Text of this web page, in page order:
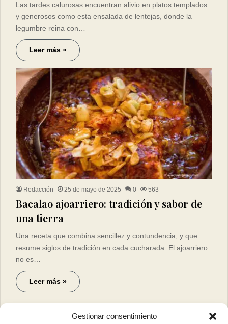
Gestionar consentimiento
Las tardes calurosas encuentran alivio en platos templados
y generosos como esta ensalada de lentejas, donde la
legumbre reina con…
Leer más »
Redacción 25 de mayo de 2025 0 563
Bacalao ajoarriero: tradición y sabor de
una tierra
Una receta que combina sencillez y contundencia, y que
resume siglos de tradición en cada cucharada. El ajoarriero
no es…
Leer más »